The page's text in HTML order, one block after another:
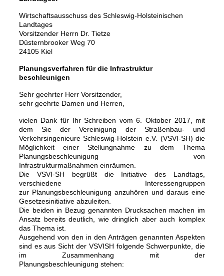
Wirtschaftsausschuss des Schleswig-Holsteinischen
Landtages
Vorsitzender Herrn Dr. Tietze
Düsternbrooker Weg 70
24105 Kiel
Planungsverfahren für die Infrastruktur
beschleunigen
Sehr geehrter Herr Vorsitzender,
sehr geehrte Damen und Herren,
vielen Dank für Ihr Schreiben vom 6. Oktober 2017, mit
dem Sie der Vereinigung der Straßenbau- und
Verkehrsingenieure Schleswig-Holstein e.V. (VSVI-SH) die
Möglichkeiteiner Stellungnahme zu dem Thema
Planungsbeschleunigung von
Infrastrukturmaßnahmen einräumen.
Die VSVI-SH begrüßt die Initiative des Landtags,
verschiedene Interessengruppen
zur Planungsbeschleunigung anzuhören und daraus eine
Gesetzesinitiative abzuleiten.
Die beiden in Bezug genannten Drucksachen machen im
Ansatz bereits deutlich, wie dringlich aber auch komplex
das Thema ist.
Ausgehend von den in den Anträgen genannten Aspekten
sind es aus Sicht der VSVISH folgende Schwerpunkte, die
im Zusammenhang mit der
Planungsbeschleunigung stehen: